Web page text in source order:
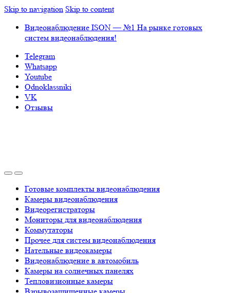
Skip to navigation Skip to content
Видеонаблюдение ISON — №1 На рынке готовых
систем видеонаблюдения!
Telegram
Whatsapp
Youtube
Odnoklassniki
VK
Отзывы
Готовые комплекты видеонаблюдения
Камеры видеонаблюдения
Видеорегистраторы
Мониторы для видеонаблюдения
Коммутаторы
Прочее для систем видеонаблюдения
Нательные видеокамеры
Видеонаблюдение в автомобиль
Камеры на солнечных панелях
Тепловизионные камеры